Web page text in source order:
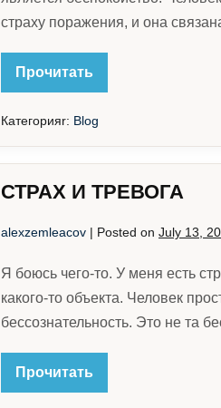
страху поражения, и она
Прочитать
Категорияr: Blog
СТРАХ И ТРЕВОГА
alexzemleacov | Posted on July 13,
Я боюсь чего-то. У меня есть
какого-то объекта. Человек
бессознательность. Это не та
Прочитать